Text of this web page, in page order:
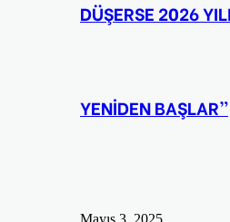
DÜŞERSE 2026
YENİDEN BAŞLAR”
Mayıs 3, 2025